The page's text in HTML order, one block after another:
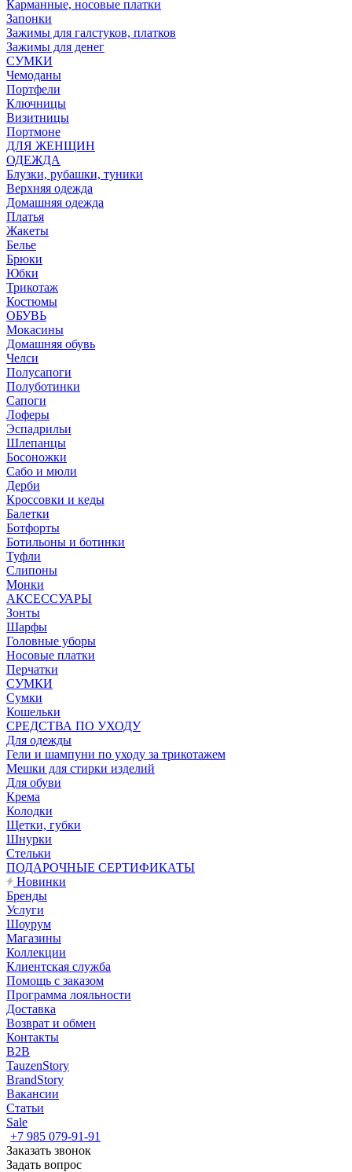
Карманные, носовые платки
Запонки
Зажимы для галстуков, платков
Зажимы для денег
СУМКИ
Чемоданы
Портфели
Ключницы
Визитницы
Портмоне
ДЛЯ ЖЕНЩИН
ОДЕЖДА
Блузки, рубашки, туники
Верхняя одежда
Домашняя одежда
Платья
Жакеты
Белье
Брюки
Юбки
Трикотаж
Костюмы
ОБУВЬ
Мокасины
Домашняя обувь
Челси
Полусапоги
Полуботинки
Сапоги
Лоферы
Эспадрильи
Шлепанцы
Босоножки
Сабо и мюли
Дерби
Кроссовки и кеды
Балетки
Ботфорты
Ботильоны и ботинки
Туфли
Слипоны
Монки
АКСЕССУАРЫ
Зонты
Шарфы
Головные уборы
Носовые платки
Перчатки
СУМКИ
Сумки
Кошельки
CРЕДСТВА ПО УХОДУ
Для одежды
Гели и шампуни по уходу за трикотажем
Мешки для стирки изделий
Для обуви
Крема
Колодки
Щетки, губки
Шнурки
Стельки
ПОДАРОЧНЫЕ СЕРТИФИКАТЫ
Новинки
Бренды
Услуги
Шоурум
Магазины
Коллекции
Клиентская служба
Помощь с заказом
Программа лояльности
Доставка
Возврат и обмен
Контакты
B2B
TauzenStory
BrandStory
Вакансии
Статьи
Sale
+7 985 079-91-91
Заказать звонок
Задать вопрос